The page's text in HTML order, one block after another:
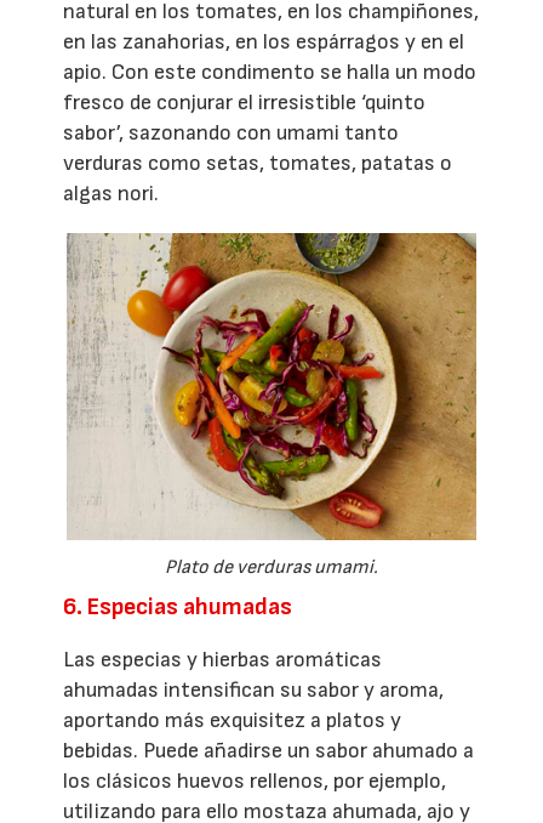
natural en los tomates, en los champiñones,
en las zanahorias, en los espárragos y en el
apio. Con este condimento se halla un modo
fresco de conjurar el irresistible ‘quinto
sabor’, sazonando con umami tanto
verduras como setas, tomates, patatas o
algas nori.
Plato de verduras umami.
6. Especias ahumadas
Las especias y hierbas aromáticas
ahumadas intensifican su sabor y aroma,
aportando más exquisitez a platos y
bebidas. Puede añadirse un sabor ahumado a
los clásicos huevos rellenos, por ejemplo,
utilizando para ello mostaza ahumada, ajo y